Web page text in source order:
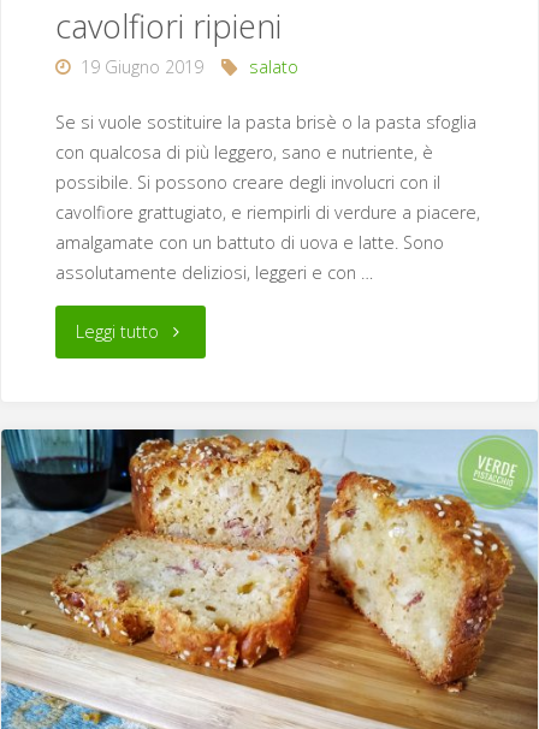
cavolfiori ripieni
19 Giugno 2019 salato
Se si vuole sostituire la pasta brisè o la pasta sfoglia
con qualcosa di più leggero, sano e nutriente, è
possibile. Si possono creare degli involucri con il
cavolfiore grattugiato, e riempirli di verdure a piacere,
amalgamate con un battuto di uova e latte. Sono
assolutamente deliziosi, leggeri e con …
Leggi tutto"Bicchieri
di
cavolfiori
ripieni"